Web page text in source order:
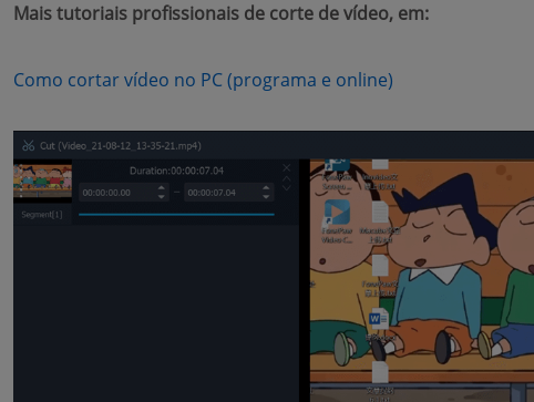
Mais tutoriais profissionais de corte de vídeo, em:
Como cortar vídeo no PC (programa e online)